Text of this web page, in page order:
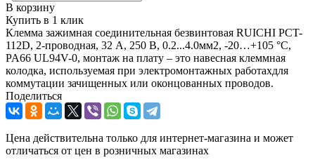
В корзину
Купить в 1 клик
Клемма зажимная соединительная безвинтовая RUICHI PCT-
112D, 2-проводная, 32 А, 250 В, 0.2...4.0мм2, -20…+105 °C,
PA66 UL94V-0, монтаж на плату – это навесная клеммная
колодка, используемая при электромонтажных работахдля
коммутации зачищенных или оконцованных проводов.
Поделиться
Цена действительна только для интернет-магазина и может
отличаться от цен в розничных магазинах